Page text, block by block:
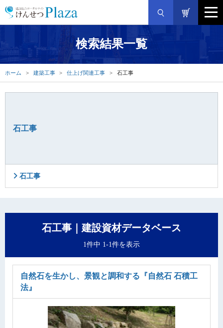
検索結果一覧
ホーム 建築工事 仕上げ関連工事 石工事
石工事
石工事
石工事｜建設資材データベース
1件中 1-1件を表示
自然石を生かし、景観と調和する 『自然石 石積工
法』